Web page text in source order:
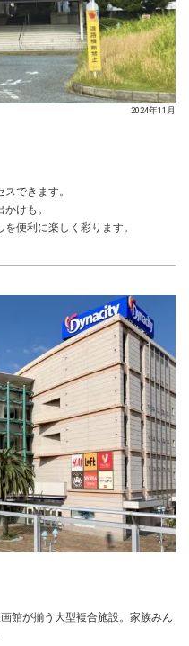
2024年11月
できます。
けも。
便利に楽しく彩ります。
館が揃う大型複合施設。家族みん